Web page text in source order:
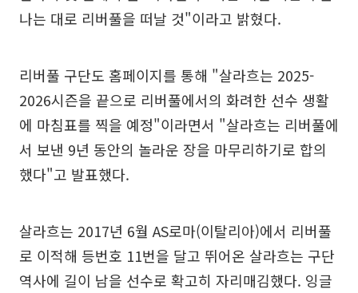
나는 대로 리버풀을 떠날 것"이라고 밝혔다.
리버풀 구단도 홈페이지를 통해 "살라흐는 2025-
2026시즌을 끝으로 리버풀에서의 화려한 선수 생활
에 마침표를 찍을 예정"이라면서 "살라흐는 리버풀에
서 보낸 9년 동안의 놀라운 장을 마무리하기로 합의
했다"고 발표했다.
살라흐는 2017년 6월 AS로마(이탈리아)에서 리버풀
로 이적해 등번호 11번을 달고 뛰어온 살라흐는 구단
역사에 길이 남을 선수로 확고히 자리매김했다. 잉글